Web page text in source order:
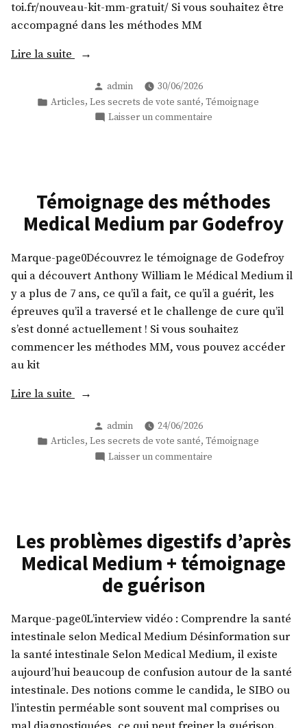
toi.fr/nouveau-kit-mm-gratuit/ Si vous souhaitez être
accompagné dans les méthodes MM
Lire la suite
« Témoignage
névralgie
du
trijumeau
Publié
par
admin
30/06/2026
Publié
Articles, Les secrets de vote santé, Témoignage
Laisser un commentaire
trijumeau
par
Tania
Témoignage des méthodes
Medical Medium par Godefroy
Marque-page0Découvrez le témoignage de Godefroy
qui a découvert Anthony William le Médical Medium il
y a plus de 7 ans, ce qu’il a fait, ce qu’il a guérit, les
épreuves qu’il a traversé et le challenge de cure qu’il
s’est donné actuellement ! Si vous souhaitez
commencer les méthodes MM, vous pouvez accéder
au kit
Lire la suite
« Témoignage
méthodes
Medical
Medium
Publié
par
admin
24/06/2026
Publié
Articles, Les secrets de vote santé, Témoignage
Laisser un commentaire
Medium
par
Godefroy
Les problèmes digestifs d’après
Medical Medium + témoignage
de guérison
Marque-page0L’interview vidéo : Comprendre la santé
intestinale selon Medical Medium Désinformation sur
la santé intestinale Selon Medical Medium, il existe
aujourd’hui beaucoup de confusion autour de la santé
intestinale. Des notions comme le candida, le SIBO ou
l’intestin perméable sont souvent mal comprises ou